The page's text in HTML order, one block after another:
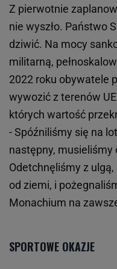
Z pierwotnie
nie wyszło. Państwo
dziwić. Na mocy
militarną,
2022 roku obywatele
wywozić z terenów
których wartość
- Spóźniliśmy się na
następny, musieliśmy
Odetchnęliśmy z
od ziemi, i
Monachium na